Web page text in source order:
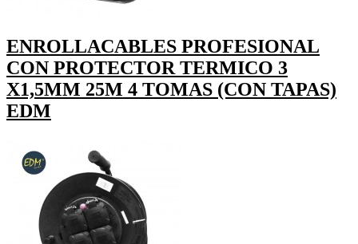
ENROLLACABLES PROFESIONAL
CON PROTECTOR TERMICO 3
X1,5MM 25M 4 TOMAS (CON TAPAS)
EDM